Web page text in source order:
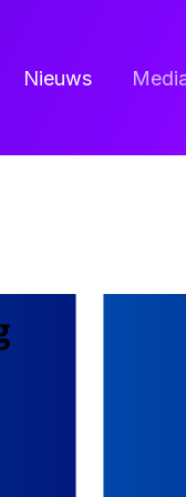
Nieuws